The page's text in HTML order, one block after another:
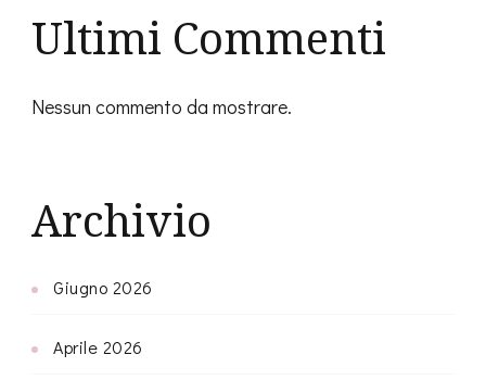
Ultimi Commenti
Nessun commento da mostrare.
Archivio
Giugno 2026
Aprile 2026